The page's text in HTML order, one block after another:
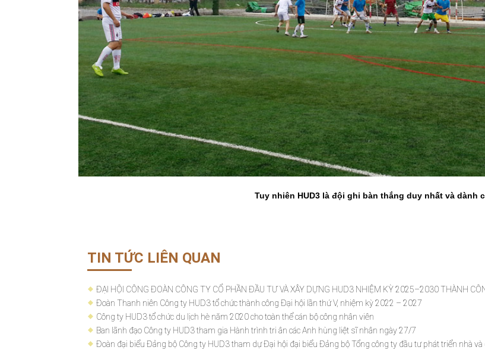
Tuy nhiên HUD3 là đội ghi bàn thắng duy nhất và dành
TIN TỨC LIÊN QUAN
ĐẠI HỘI CÔNG ĐOÀN CÔNG TY CỔ PHẦN ĐẦU TƯ VÀ XÂY DỰNG HUD3 NHIỆM KỲ 2025–2030 THÀNH
Đoàn Thanh niên Công ty HUD3 tổ chức thành công Đại hội lần thứ V, nhiệm kỳ 2022 – 2027
Công ty HUD3 tổ chức du lịch hè năm 2020 cho toàn thể cán bộ công nhân viên
Ban lãnh đạo Công ty HUD3 tham gia Hành trình tri ân các Anh hùng liệt sĩ nhân ngày 27/7
Đoàn đại biểu Đảng bộ Công ty HUD3 tham dự Đại hội đại biểu Đảng bộ Tổng công ty đầu tư phát triển nhà